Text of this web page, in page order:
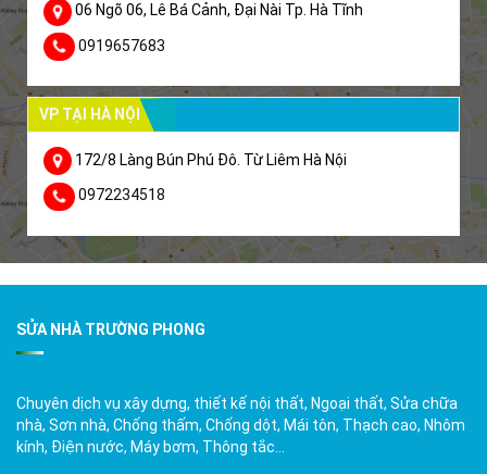
06 Ngõ 06, Lê Bá Cảnh, Đại Nài Tp. Hà Tĩnh
0919657683
VP TẠI HÀ NỘI
172/8 Làng Bún Phú Đô. Từ Liêm Hà Nội
0972234518
SỬA NHÀ TRƯỜNG PHONG
Chuyên dịch vụ xây dựng, thiết kế nội thất, Ngoại thất, Sửa chữa
nhà, Sơn nhà, Chống thấm, Chống dột, Mái tôn, Thạch cao, Nhôm
kính, Điện nước, Máy bơm, Thông tắc…